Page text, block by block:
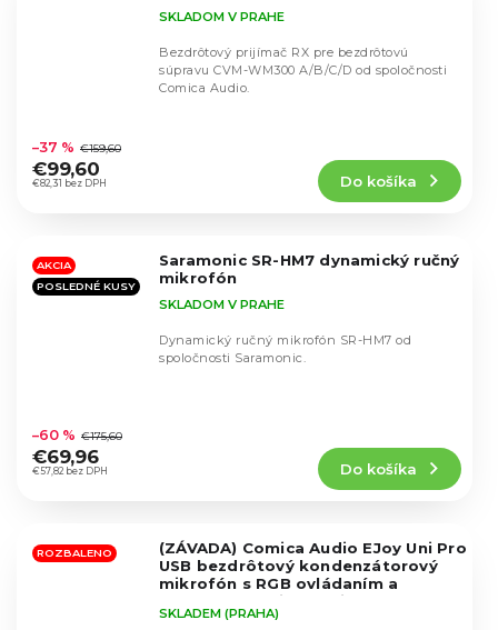
hodnotenie
produktu
je
hviezdičiek.
SKLADOM V PRAHE
€82,31 bez DPH
–37 % €159,60
€99,60
Do košíka
Bezdrôtový prijímač RX pre bezdrôtovú
súpravu CVM-WM300 A/B/C/D od spoločnosti
Comica Audio.
AKCIA
POSLEDNÉ KUSY
Saramonic SR-HM7 dynamický ručný
mikrofón
hodnotenie
produktu
je
hviezdičiek.
SKLADOM V PRAHE
€57,82 bez DPH
–60 % €175,60
€69,96
Do košíka
Dynamický ručný mikrofón SR-HM7 od
spoločnosti Saramonic.
ROZBALENO
(ZÁVADA) Comica Audio EJoy Uni Pro
USB bezdrôtový kondenzátorový
mikrofón s RGB ovládaním a
Verzia PRO je bezdrôtová
SKLADEM (PRAHA)